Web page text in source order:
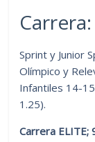
Carrera:
Sprint y Junior
Olímpico y
Infantiles 14-
1.25).
Carrera ELITE;